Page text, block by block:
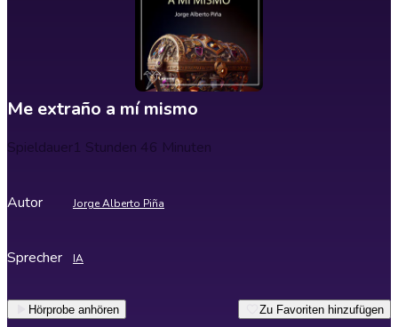
Me extraño a mí mismo
Spieldauer1 Stunden 46 Minuten
Autor Jorge Alberto Piña
Sprecher IA
Hörprobe anhören Zu Favoriten hinzufügen